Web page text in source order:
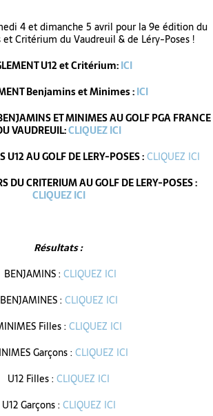
4 et dimanche 5 avril pour la 9e édition du
et Critérium du Vaudreuil & de Léry-Poses !
U12 et Critérium:ICI
Benjamins et Minimes :ICI
ET MINIMES AU GOLF PGA FRANCE
VAUDREUIL:CLIQUEZ ICI
U12 AU GOLF DE LERY-POSES :CLIQUEZ ICI
DU CRITERIUM AU GOLF DE LERY-POSES :
CLIQUEZ ICI
Résultats :
BENJAMINS : CLIQUEZ ICI
BENJAMINES : CLIQUEZ ICI
Filles : CLIQUEZ ICI
Garçons : CLIQUEZ ICI
U12 Filles : CLIQUEZ ICI
U12 Garçons : CLIQUEZ ICI